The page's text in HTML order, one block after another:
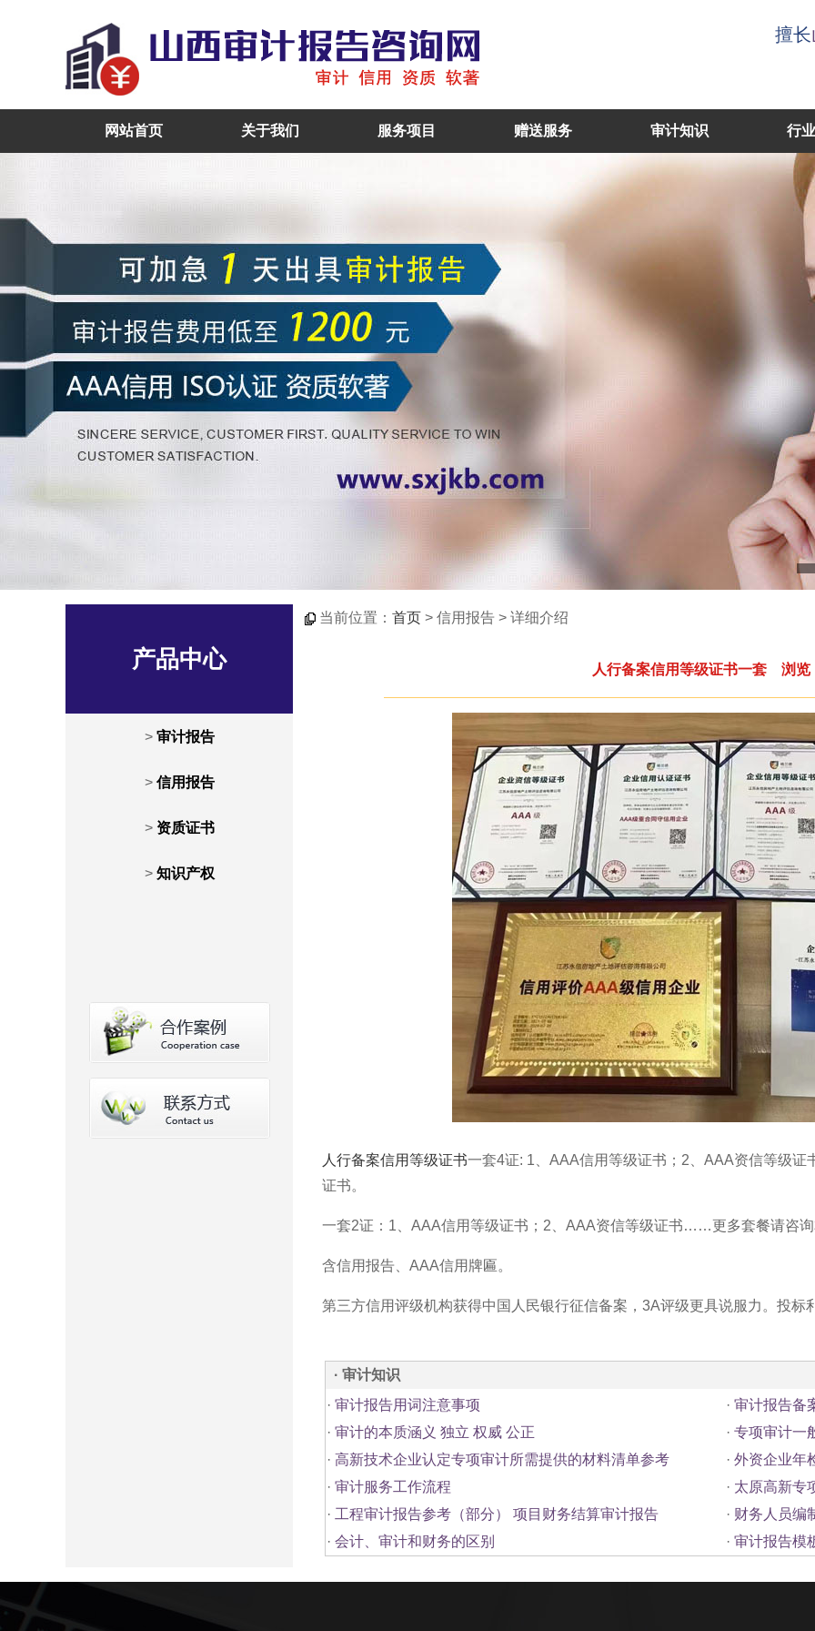
擅长
网站首页 关于我们 服务项目 赠送服务 审计知识 行
产品中心
> 审计报告
> 信用报告
> 资质证书
> 知识产权
当前位置： 首页 > 信用报告 > 详细介绍
人行备案信用等级证书一套 浏览
人行备案信用等级证书一套4证: 1、AAA信用等级证书；2、AAA资信等级
证书。
一套2证： 1、AAA信用等级证书；2、AAA资信等级证书……更多套餐请咨
含信用报告、AAA信用牌匾。
第三方信用评级机构获得中国人民银行征信备案，3A评级更具说服力。投标
· 审计知识
· 审计报告用词注意事项 · 审计报告备
· 审计的本质涵义 独立 权威 公正 · 专项审计一
· 高新技术企业认定专项审计所需提供的材料清单参考 · 外资企业年
· 审计服务工作流程 · 太原高新专
· 工程审计报告参考（部分） 项目财务结算审计报告 · 财务人员编
· 会计、审计和财务的区别 · 审计报告模